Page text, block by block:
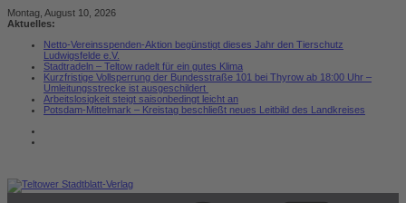
Zum
Inhalt
Montag, August 10, 2026
Aktuelles:
Netto-Vereinsspenden-Aktion begünstigt dieses Jahr den Tierschutz
Ludwigsfelde e.V.
Stadtradeln – Teltow radelt für ein gutes Klima
Kurzfristige Vollsperrung der Bundesstraße 101 bei Thyrow ab 18:00 Uhr –
Umleitungsstrecke ist ausgeschildert
Arbeitslosigkeit steigt saisonbedingt leicht an
Potsdam-Mittelmark – Kreistag beschließt neues Leitbild des Landkreises